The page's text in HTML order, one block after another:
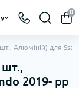
0
Алюміній) для
2019- рр